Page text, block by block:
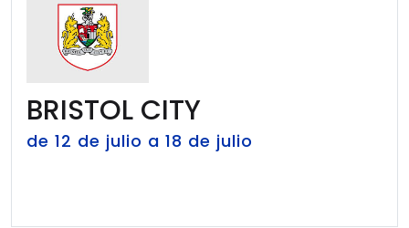
BRISTOL CITY
de 12 de julio a 18 de julio